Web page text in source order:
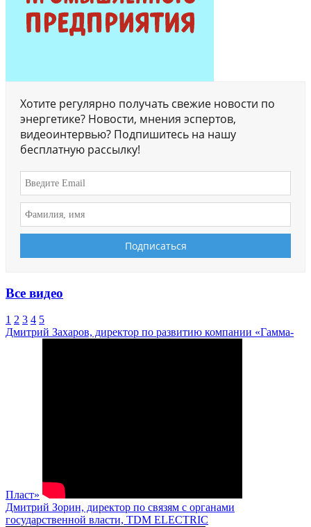
Хотите регулярно получать свежие новости по
энергетике? Новости, мнения эспертов,
видеоинтервью? Подпишитесь на нашу
бесплатную рассылку!
Все видео
1 2 3 4 5
Дмитрий Захаров, директор по развитию компании «Гамма-
Пласт»
Дмитрий Зорин, директор по связям с органами
государственной власти, TDM ELECTRIC